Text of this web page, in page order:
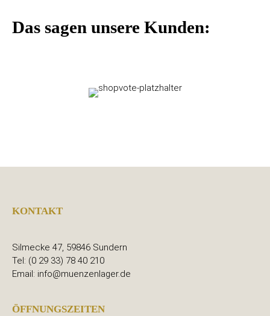
Das sagen unsere Kunden:
KONTAKT
Silmecke 47, 59846 Sundern
Tel: (0 29 33) 78 40 210
Email: info@muenzenlager.de
ÖFFNUNGSZEITEN